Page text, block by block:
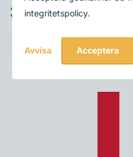
39,00 kr
integritetspolicy.
Avvisa Acceptera